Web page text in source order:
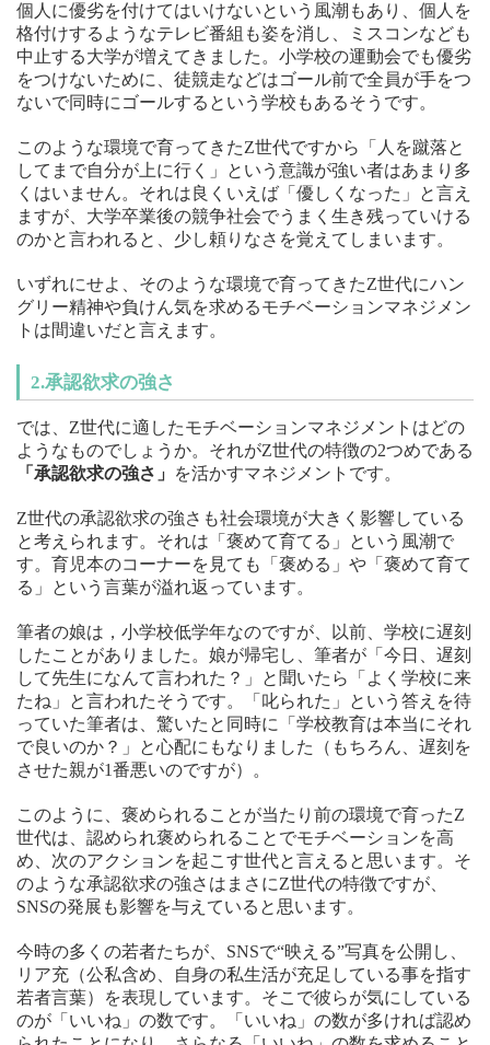
個人に優劣を付けてはいけないという風潮もあり、個人を
格付けするようなテレビ番組も姿を消し、ミスコンなども
中止する大学が増えてきました。小学校の運動会でも優劣
をつけないために、徒競走などはゴール前で全員が手をつ
ないで同時にゴールするという学校もあるそうです。
このような環境で育ってきたZ世代ですから「人を蹴落と
してまで自分が上に行く」という意識が強い者はあまり多
くはいません。それは良くいえば「優しくなった」と言え
ますが、大学卒業後の競争社会でうまく生き残っていける
のかと言われると、少し頼りなさを覚えてしまいます。
いずれにせよ、そのような環境で育ってきたZ世代にハン
グリー精神や負けん気を求めるモチベーションマネジメン
トは間違いだと言えます。
2.承認欲求の強さ
では、Z世代に適したモチベーションマネジメントはどの
ようなものでしょうか。それがZ世代の特徴の2つめである
「承認欲求の強さ」
を活かすマネジメントです。
Z世代の承認欲求の強さも社会環境が大きく影響している
と考えられます。それは「褒めて育てる」という風潮で
す。育児本のコーナーを見ても「褒める」や「褒めて育て
る」という言葉が溢れ返っています。
筆者の娘は，小学校低学年なのですが、以前、学校に遅刻
したことがありました。娘が帰宅し、筆者が「今日、遅刻
して先生になんて言われた？」と聞いたら「よく学校に来
たね」と言われたそうです。「叱られた」という答えを待
っていた筆者は、驚いたと同時に「学校教育は本当にそれ
で良いのか？」と心配にもなりました（もちろん、遅刻を
させた親が1番悪いのですが）。
このように、褒められることが当たり前の環境で育ったZ
世代は、認められ褒められることでモチベーションを高
め、次のアクションを起こす世代と言えると思います。そ
のような承認欲求の強さはまさにZ世代の特徴ですが、
SNSの発展も影響を与えていると思います。
今時の多くの若者たちが、SNSで“映える”写真を公開し、
リア充（公私含め、自身の私生活が充足している事を指す
若者言葉）を表現しています。そこで彼らが気にしている
のが「いいね」の数です。「いいね」の数が多ければ認め